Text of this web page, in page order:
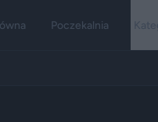
Poczekalnia